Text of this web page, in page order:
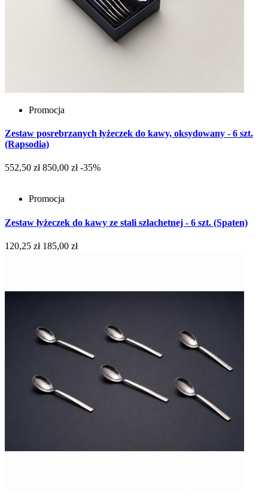
Promocja
Zestaw posrebrzanych łyżeczek do kawy, oksydowany - 6 szt.
(Rapsodia)
552,50 zł 850,00 zł -35%
Promocja
Zestaw łyżeczek do kawy ze stali szlachetnej - 6 szt. (Spaten)
120,25 zł 185,00 zł